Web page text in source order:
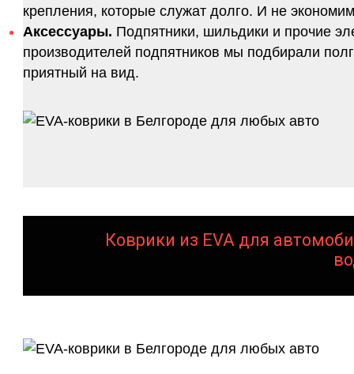
крепления, которые служат долго. И не
Аксессуары. Подпятники, шильдики и прочие
производителей подпятников мы подбирали
приятный на вид.
Коврики из EVA для